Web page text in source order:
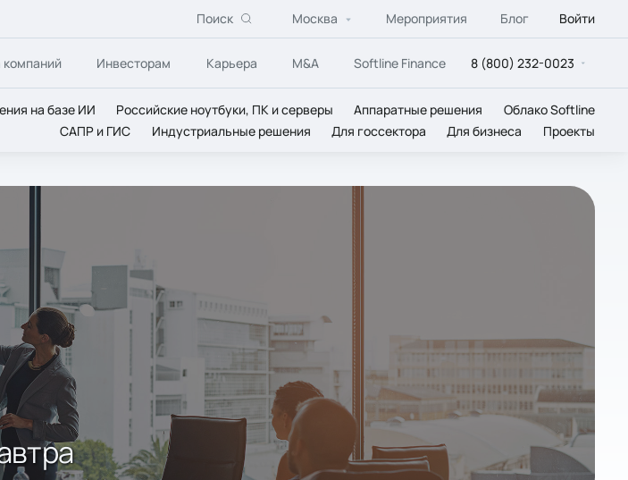
Поиск Москва Мероприятия Блог Войти
компаний Инвесторам Карьера M&A Softline Finance 8 (800) 232-0023
на базе ИИ Российские ноутбуки, ПК и серверы Аппаратные решения
Облако Softline
САПР и ГИС
Индустриальные решения Для госсектора Для бизнеса Проекты